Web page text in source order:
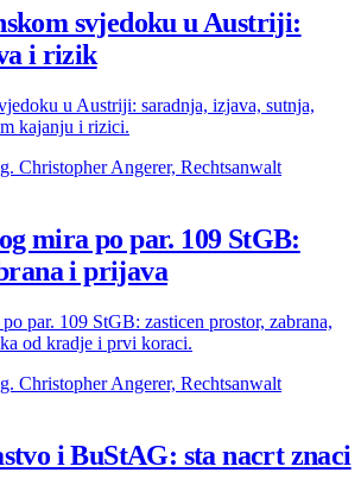
svjedoku u Austriji:
i rizik
u Austriji: saradnja, izjava, sutnja,
kajanju i rizici.
Christopher Angerer, Rechtsanwalt
mira po par. 109 StGB:
i prijava
par. 109 StGB: zasticen prostor, zabrana,
od kradje i prvi koraci.
Christopher Angerer, Rechtsanwalt
i BuStAG: sta nacrt znaci